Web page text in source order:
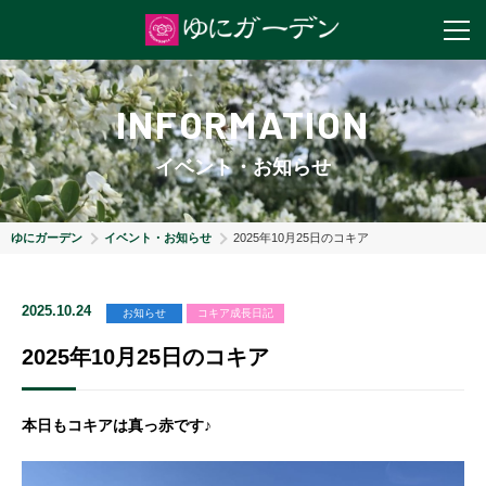
INFORMATION
イベント・お知らせ
ゆにガーデン イベント・お知らせ 2025年10月25日のコキア
2025.10.24 お知らせ コキア成長日記
2025年10月25日のコキア
本日もコキアは真っ赤です♪